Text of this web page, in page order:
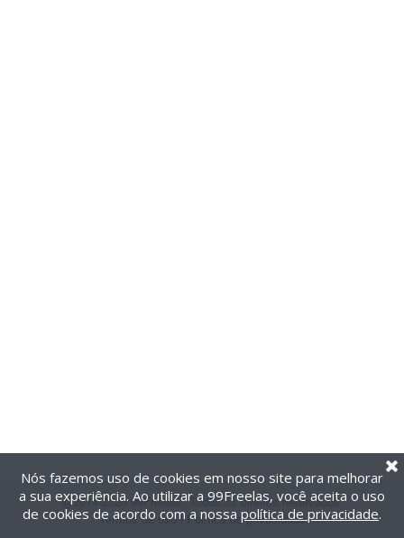
@2014-2026 99Freelas. Todos os direitos reservados.
Termos de uso| Política de privacidade
Nós fazemos uso de cookies em nosso site para melhorar
a sua experiência. Ao utilizar a 99Freelas, você aceita o uso
de cookies de acordo com a nossa política de privacidade.